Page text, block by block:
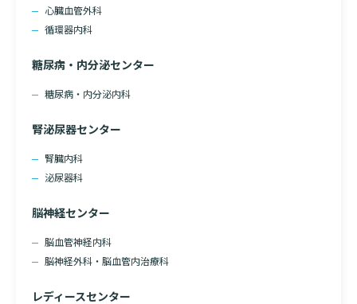
心臓血管外科
循環器内科
糖尿病・内分泌センター
糖尿病・内分泌内科
腎泌尿器センター
腎臓内科
泌尿器科
脳神経センター
脳血管神経内科
脳神経外科・脳血管内治療科
レディースセンター